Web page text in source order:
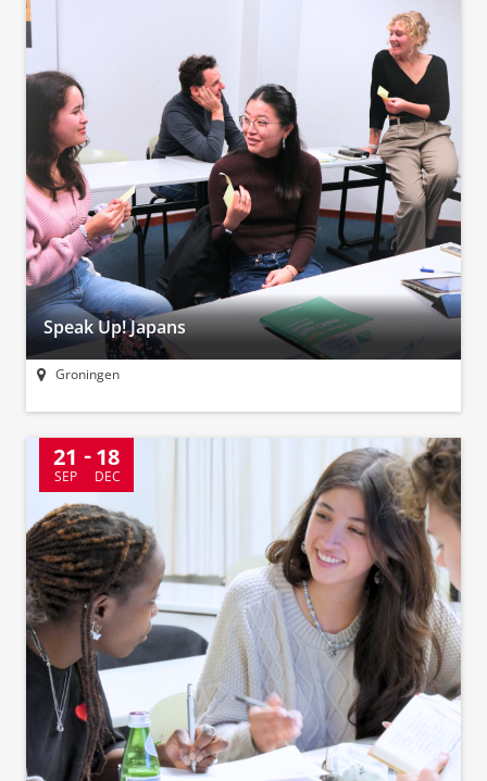
Speak Up! Japans
Groningen
21
SEP
18
DEC